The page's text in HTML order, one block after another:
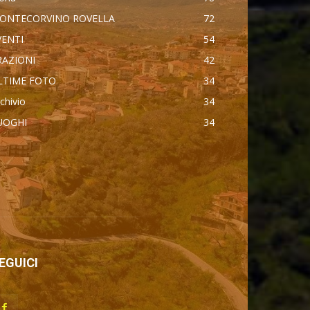
ROVELLA
72
54
42
FOTO
34
34
34
Maybach GLS 600
Escalade IQ 2026
Corolla Cross
Auto